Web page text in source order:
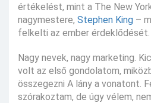
értékelést, mint a The New
nagymestere, Stephen King –
felkelti az ember érdeklődését.
Nagy nevek, nagy marketing.
volt az első gondolatom,
összegezni A lány a vonatont.
szórakoztam, de úgy vélem,